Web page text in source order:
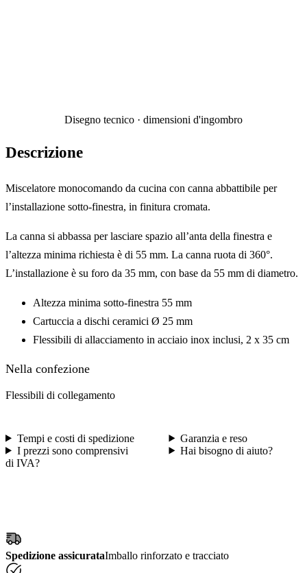
Disegno tecnico · dimensioni d'ingombro
Descrizione
Miscelatore monocomando da cucina con canna abbattibile per
l’installazione sotto-finestra, in finitura cromata.
La canna si abbassa per lasciare spazio all’anta della finestra e
l’altezza minima richiesta è di 55 mm. La canna ruota di 360°.
L’installazione è su foro da 35 mm, con base da 55 mm di diametro.
Altezza minima sotto-finestra 55 mm
Cartuccia a dischi ceramici Ø 25 mm
Flessibili di allacciamento in acciaio inox inclusi, 2 x 35 cm
Nella confezione
Flessibili di collegamento
Tempi e costi di spedizione
Garanzia e reso
I prezzi sono comprensivi
di IVA?
Hai bisogno di aiuto?
Spedizione assicurataImballo rinforzato e tracciato